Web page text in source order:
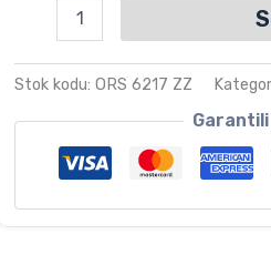
Stok kodu:ORS 6217 ZZ
Garantili